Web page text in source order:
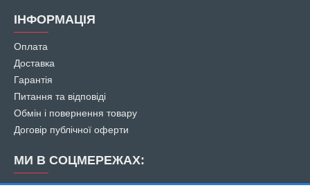
ІНФОРМАЦІЯ
Оплата
Доставка
Гарантія
Питання та відповіді
Обмін і повернення товару
Договір публічної оферти
МИ В СОЦМЕРЕЖАХ: